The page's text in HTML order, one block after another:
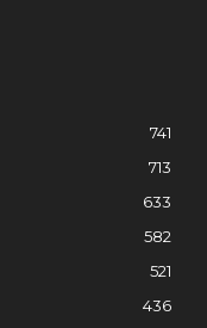
741
713
633
582
521
436